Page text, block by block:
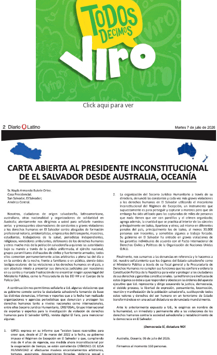
Click aqui para ver